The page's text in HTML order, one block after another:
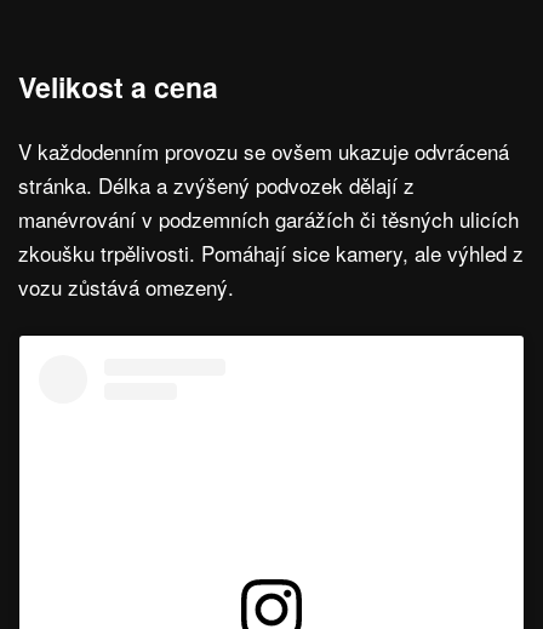
Velikost a cena
V každodenním provozu se ovšem ukazuje odvrácená
stránka. Délka a zvýšený podvozek dělají z
manévrování v podzemních garážích či těsných ulicích
zkoušku trpělivosti. Pomáhají sice kamery, ale výhled z
vozu zůstává omezený.